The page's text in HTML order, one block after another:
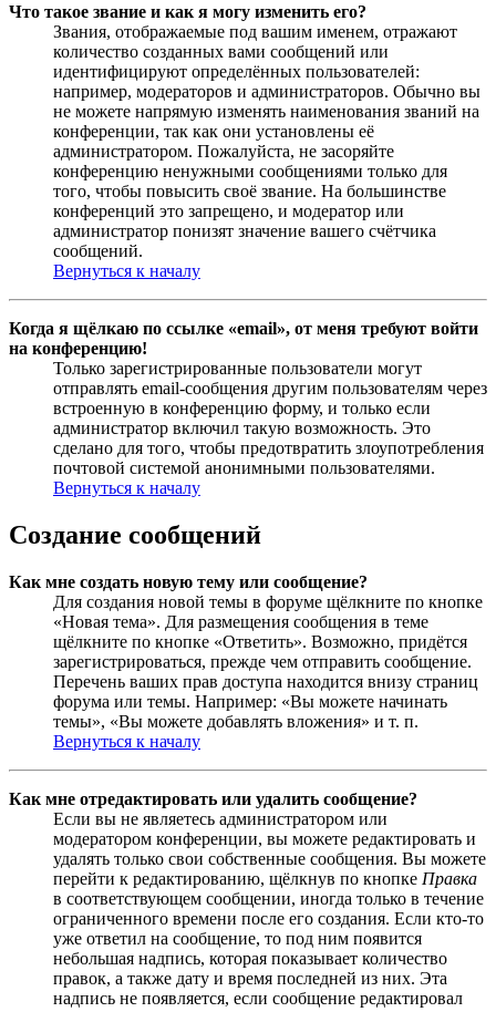
Что такое звание и как я могу изменить его?
Звания, отображаемые под вашим именем, отражают
количество созданных вами сообщений или
идентифицируют определённых пользователей:
например, модераторов и администраторов. Обычно вы
не можете напрямую изменять наименования званий на
конференции, так как они установлены её
администратором. Пожалуйста, не засоряйте
конференцию ненужными сообщениями только для
того, чтобы повысить своё звание. На большинстве
конференций это запрещено, и модератор или
администратор понизят значение вашего счётчика
сообщений.
Вернуться к началу
Когда я щёлкаю по ссылке «email», от меня требуют войти
на конференцию!
Только зарегистрированные пользователи могут
отправлять email-сообщения другим пользователям через
встроенную в конференцию форму, и только если
администратор включил такую возможность. Это
сделано для того, чтобы предотвратить злоупотребления
почтовой системой анонимными пользователями.
Вернуться к началу
Создание сообщений
Как мне создать новую тему или сообщение?
Для создания новой темы в форуме щёлкните по кнопке
«Новая тема». Для размещения сообщения в теме
щёлкните по кнопке «Ответить». Возможно, придётся
зарегистрироваться, прежде чем отправить сообщение.
Перечень ваших прав доступа находится внизу страниц
форума или темы. Например: «Вы можете начинать
темы», «Вы можете добавлять вложения» и т. п.
Вернуться к началу
Как мне отредактировать или удалить сообщение?
Если вы не являетесь администратором или
модератором конференции, вы можете редактировать и
удалять только свои собственные сообщения. Вы можете
перейти к редактированию, щёлкнув по кнопке Правка
в соответствующем сообщении, иногда только в течение
ограниченного времени после его создания. Если кто-то
уже ответил на сообщение, то под ним появится
небольшая надпись, которая показывает количество
правок, а также дату и время последней из них. Эта
надпись не появляется, если сообщение редактировал